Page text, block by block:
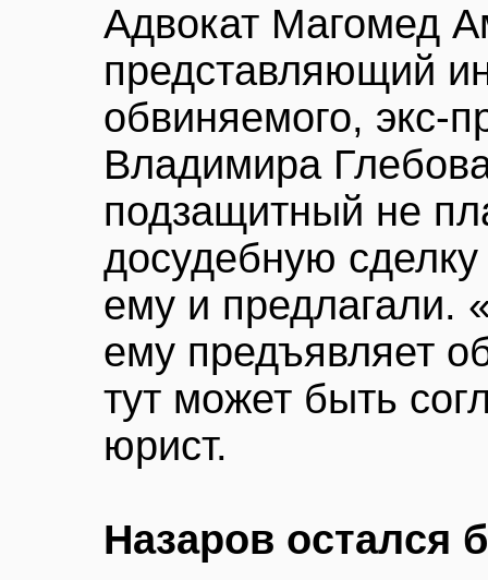
Адвокат Магомед
представляющий
обвиняемого, экс-
Владимира
подзащитный не
досудебную
ему и предлагали.
ему предъявляет
тут может быть
юрист.
Назаров остался